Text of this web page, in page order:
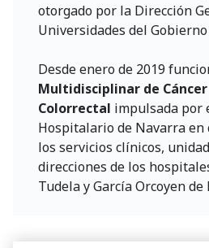
otorgado por la Dirección
Universidades del
Desde enero de 2019
Multidisciplinar de Cáncer
Colorrectal impulsada por
Hospitalario de Navarra en
los servicios clínicos,
direcciones de los
Tudela y García Orcoyen de